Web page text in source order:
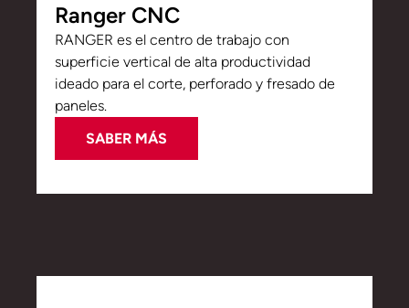
Ranger CNC
RANGER es el centro de trabajo con
superficie vertical de alta productividad
ideado para el corte, perforado y fresado de
paneles.
SABER MÁS